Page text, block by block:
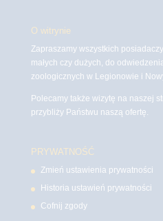
O witrynie
Zapraszamy wszystkich
małych czy dużych, do
zoologicznych w Legionowie i
Polecamy także wizytę na naszej
przybliży Państwu naszą ofertę.
PRYWATNOŚĆ
Zmień ustawienia prywatności
Historia ustawień prywatności
Cofnij zgody